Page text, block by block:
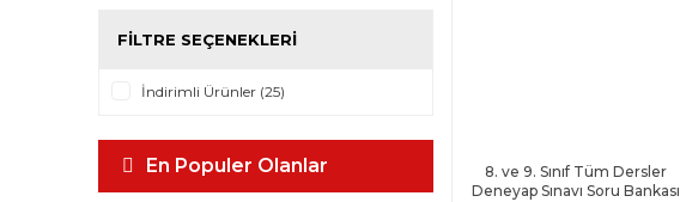
Tümler Yayınları (2)
Bes Yayınları (1)
Eğitim Dünyası (1)
FILTRE SEÇENEKLERI
İndirimli Ürünler (25)
En Populer Olanlar
8. ve 9. Sınıf Tüm Dersler
Deneyap Sınavı Soru Bankası